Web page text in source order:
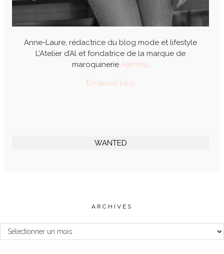
Anne-Laure, rédactrice du blog mode et lifestyle
L’Atelier d’Al et fondatrice de la marque de
maroquinerie Alénore.
En savoir plus
WANTED
ARCHIVES
Archives